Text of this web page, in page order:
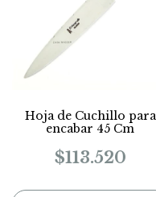
Hoja de Cuchillo para
encabar 45 Cm
$113.520